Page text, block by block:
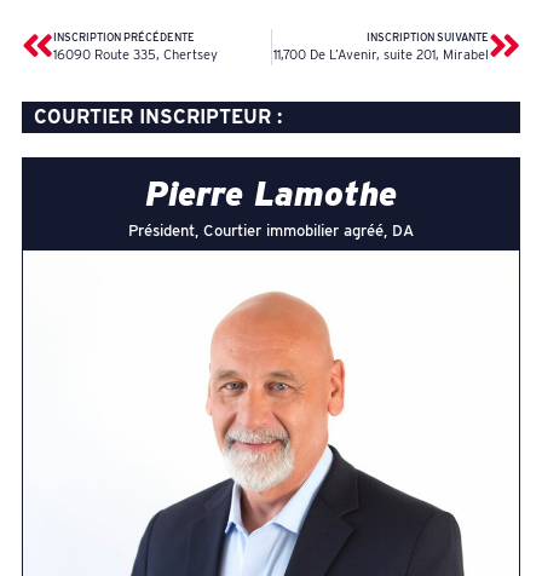
INSCRIPTION PRÉCÉDENTE
16090 Route 335, Chertsey
INSCRIPTION SUIVANTE
11,700 De L’Avenir, suite 201, Mirabel
COURTIER INSCRIPTEUR :
Pierre Lamothe
Président, Courtier immobilier agréé, DA